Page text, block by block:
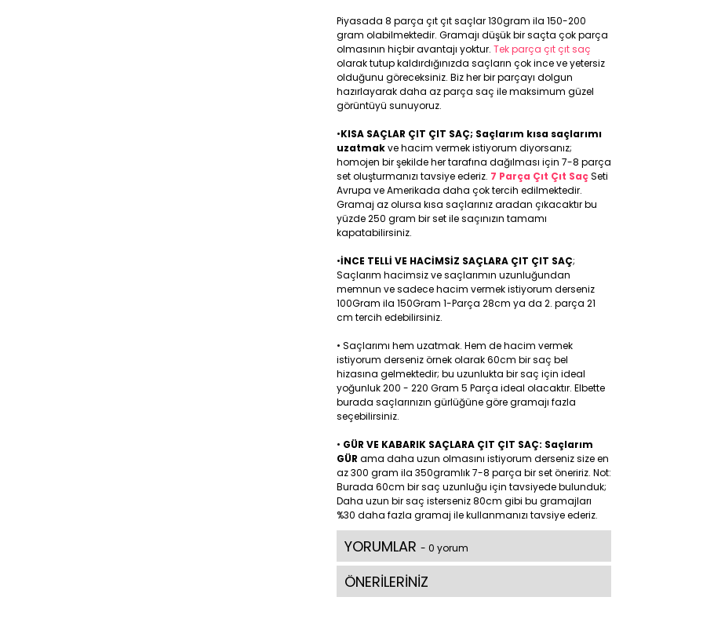
Piyasada 8 parça çıt çıt saçlar 130gram ila 150-200
gram olabilmektedir. Gramajı düşük bir saçta çok parça
olmasının hiçbir avantajı yoktur. Tek parça çıt çıt saç
olarak tutup kaldırdığınızda saçların çok ince ve yetersiz
olduğunu göreceksiniz. Biz her bir parçayı dolgun
hazırlayarak daha az parça saç ile maksimum güzel
görüntüyü sunuyoruz.
•KISA SAÇLAR ÇIT ÇIT SAÇ; Saçlarım kısa saçlarımı
uzatmakve hacim vermek istiyorum diyorsanız;
homojen bir şekilde her tarafına dağılması için 7-8 parça
set oluşturmanızı tavsiye ederiz. 7 Parça Çıt Çıt SaçSeti
Avrupa ve Amerikada daha çok tercih edilmektedir.
Gramaj az olursa kısa saçlarınız aradan çıkacaktır bu
yüzde 250 gram bir set ile saçınızın tamamı
kapatabilirsiniz.
•İNCE TELLİ VE HACİMSİZ SAÇLARA ÇIT ÇIT SAÇ;
Saçlarım hacimsiz ve saçlarımın uzunluğundan
memnun ve sadece hacim vermek istiyorum derseniz
100Gram ila 150Gram 1-Parça 28cm ya da 2. parça 21
cm tercih edebilirsiniz.
• Saçlarımı hem uzatmak. Hem de hacim vermek
istiyorum derseniz örnek olarak 60cm bir saç bel
hizasına gelmektedir; bu uzunlukta bir saç için ideal
yoğunluk 200 - 220 Gram 5 Parça ideal olacaktır. Elbette
burada saçlarınızın gürlüğüne göre gramajı fazla
seçebilirsiniz.
• GÜR VE KABARIK SAÇLARA ÇIT ÇIT SAÇ: Saçlarım
GÜR ama daha uzun olmasını istiyorum derseniz size en
az 300 gram ila 350gramlık 7-8 parça bir set öneririz. Not:
Burada 60cm bir saç uzunluğu için tavsiyede bulunduk;
Daha uzun bir saç isterseniz 80cm gibi bu gramajları
%30 daha fazla gramaj ile kullanmanızı tavsiye ederiz.
YORUMLAR - 0 yorum
ÖNERİLERİNİZ